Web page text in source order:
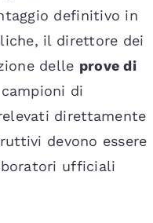
definitivo in
il direttore dei
delle prove di
di
direttamente
devono essere
ufficiali